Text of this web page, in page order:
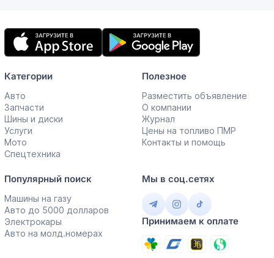
Мобильное
приложение
Категории
Авто
Запчасти
Шины и диски
Услуги
Мото
Спецтехника
Полезное
Разместить объявление
О компании
Журнал
Цены на топливо ПМР
Контакты и помощь
Популярный поиск
Машины на газу
Авто до 5000 долларов
Электрокары
Авто на молд.номерах
Мы в соц.сетях
Принимаем к оплате